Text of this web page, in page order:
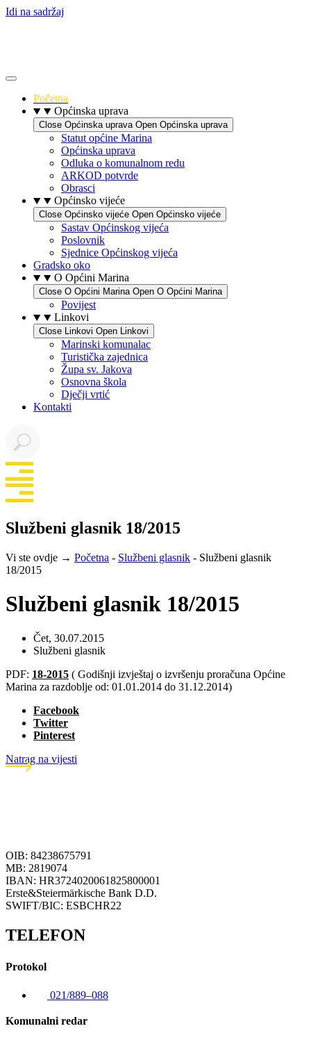
Idi na sadržaj
Početna
Općinska uprava
Close Općinska uprava Open Općinska uprava
Statut općine Marina
Općinska uprava
Odluka o komunalnom redu
ARKOD potvrde
Obrasci
Općinsko vijeće
Close Općinsko vijeće Open Općinsko vijeće
Sastav Općinskog vijeća
Poslovnik
Sjednice Općinskog vijeća
Gradsko oko
O Općini Marina
Close O Općini Marina Open O Općini Marina
Povijest
Linkovi
Close Linkovi Open Linkovi
Marinski komunalac
Turistička zajednica
Župa sv. Jakova
Osnovna škola
Dječji vrtić
Kontakti
Službeni glasnik 18/2015
Vi ste ovdje → Početna - Službeni glasnik - Službeni glasnik
18/2015
Službeni glasnik 18/2015
Čet, 30.07.2015
Službeni glasnik
PDF: 18-2015 ( Godišnji izvještaj o izvršenju proračuna Općine
Marina za razdoblje od: 01.01.2014 do 31.12.2014)
Facebook
Twitter
Pinterest
Natrag na vijesti
OIB: 84238675791
MB: 2819074
IBAN: HR3724020061825800001
Erste&Steiermärkische Bank D.D.
SWIFT/BIC: ESBCHR22
TELEFON
Protokol
021/889–088
Komunalni redar